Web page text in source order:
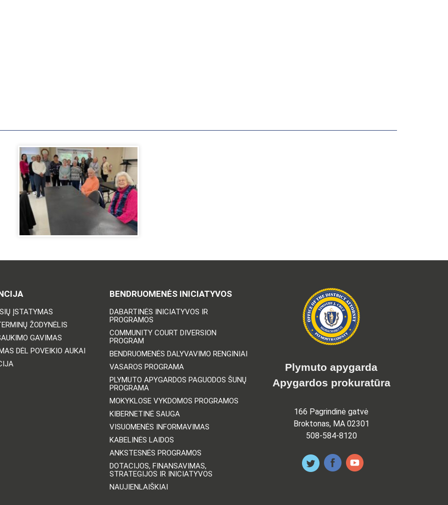
ĮSTATYMAS
ŽODYNĖLIS
GAVIMAS
DĖL POVEIKIO AUKAI
BENDRUOMENĖS INICIATYVOS
DABARTINĖS INICIATYVOS IR
PROGRAMOS
COMMUNITY COURT DIVERSION
PROGRAM
BENDRUOMENĖS DALYVAVIMO RENGINIAI
VASAROS PROGRAMA
PLYMUTO APYGARDOS PAGUODOS ŠUNŲ
PROGRAMA
MOKYKLOSE VYKDOMOS PROGRAMOS
KIBERNETINĖ SAUGA
VISUOMENĖS INFORMAVIMAS
KABELINĖS LAIDOS
ANKSTESNĖS PROGRAMOS
DOTACIJOS, FINANSAVIMAS,
STRATEGIJOS IR INICIATYVOS
NAUJIENLAIŠKIAI
Plymuto apygarda
Apygardos prokuratūra
166 Pagrindinė gatvė
Broktonas, MA 02301
508-584-8120